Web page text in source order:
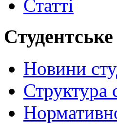
Статті
Новини
Структура